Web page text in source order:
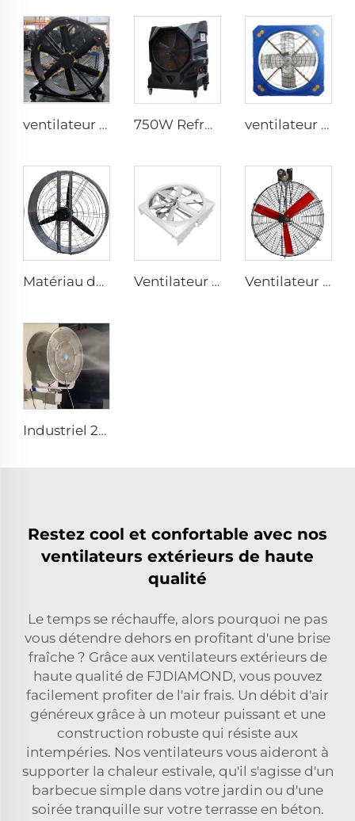
ventilateur sur pied silencieux de 80 pouces (2000 mm) en aluminium, 220V, mobile, pour gymnases, restaurants, fermes et usines 750W Refroidisseur d'Air Évaporatif Industriel Portable ventilateur de serre de 1,2 m pour le bâtiment d'élevage de bétail et l'extraction laitière
Matériau durable grand volume prix usine haute qualité ventilateur rond mural de 950 mm pour étables Ventilateur cyclone 72 pouces pour exploitation laitière refroidissement et ventilation pour porcherie Ventilateur mural électrique pour stalles à chevaux avec moteur 380V pour étables et fermes
Industriel 201 Acier Inoxydable Meilleur Kit de Ventilateur Murale à Brume Avec Eau Faible Augmentation de Température 24 28 32 36 Pouces Ventilateur Murale à Pulvérisation
Restez cool et confortable avec nos
ventilateurs extérieurs de haute
qualité
Le temps se réchauffe, alors pourquoi ne pas
vous détendre dehors en profitant d'une brise
fraîche ? Grâce aux ventilateurs extérieurs de
haute qualité de FJDIAMOND, vous pouvez
facilement profiter de l'air frais. Un débit d'air
généreux grâce à un moteur puissant et une
construction robuste qui résiste aux
intempéries. Nos ventilateurs vous aideront à
supporter la chaleur estivale, qu'il s'agisse d'un
barbecue simple dans votre jardin ou d'une
soirée tranquille sur votre terrasse en béton.